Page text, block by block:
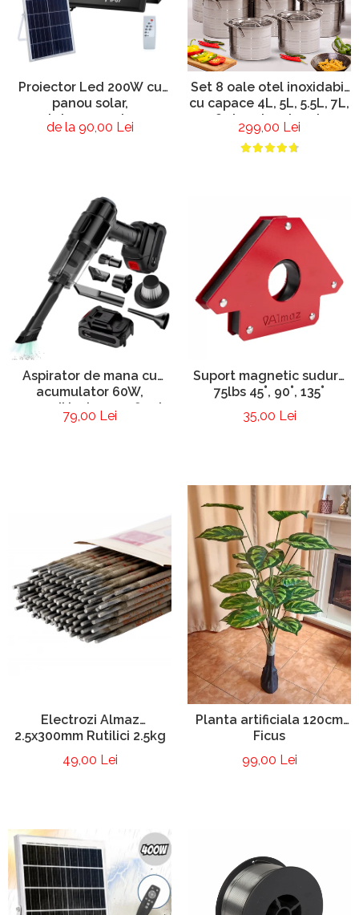
Proiector Led 200W cu
panou solar,
telecomanda
de la 90,00 Lei
Set 8 oale otel inoxidabil
cu capace 4L, 5L, 5.5L, 7L,
8.5L, 10L, 11L, 13L
299,00 Lei
Aspirator de mana cu
acumulator 60W,
accesorii incluse, suflanta
79,00 Lei
Suport magnetic sudura
75lbs 45˚, 90˚, 135˚
35,00 Lei
Electrozi Almaz
2.5x300mm Rutilici 2.5kg
49,00 Lei
Planta artificiala 120cm
Ficus
99,00 Lei